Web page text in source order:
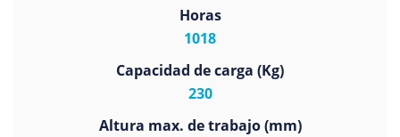
Horas
1018
Capacidad de carga (Kg)
230
Altura max. de trabajo (mm)